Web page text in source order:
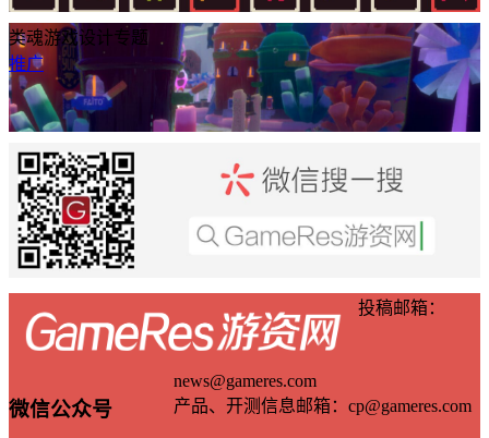
类魂游戏设计专题
推广
微信公众号
投稿邮箱：
news@gameres.com
产品、开测信息邮箱：cp@gameres.com